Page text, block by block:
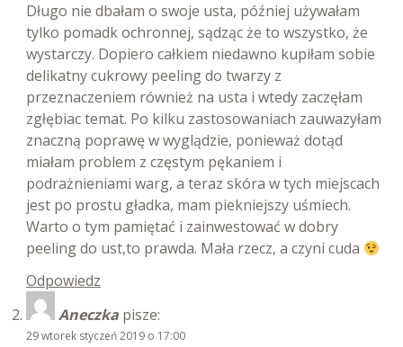
Długo nie dbałam o swoje usta, później używałam
tylko pomadk ochronnej, sądząc że to wszystko, że
wystarczy. Dopiero całkiem niedawno kupiłam sobie
delikatny cukrowy peeling do twarzy z
przeznaczeniem również na usta i wtedy zaczęłam
zgłębiac temat. Po kilku zastosowaniach zauwazyłam
znaczną poprawę w wyglądzie, ponieważ dotąd
miałam problem z częstym pękaniem i
podrażnieniami warg, a teraz skóra w tych miejscach
jest po prostu gładka, mam piekniejszy uśmiech.
Warto o tym pamiętać i zainwestować w dobry
peeling do ust,to prawda. Mała rzecz, a czyni cuda
Odpowiedz
Aneczka pisze:
29 wtorek styczeń 2019 o 17:00